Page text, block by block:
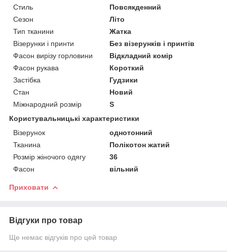
Стиль
Повсякденний
Сезон
Літо
Тип тканини
Жатка
Візерунки і принти
Без візерунків і принтів
Фасон вирізу горловини
Відкладний комір
Фасон рукава
Короткий
Застібка
Гудзики
Стан
Новий
Міжнародний розмір
S
Користувальницькі характеристики
Візерунок
однотонний
Тканина
Полікотон жатий
Розмір жіночого одягу
36
Фасон
вільний
Приховати
Відгуки про товар
Ще немає відгуків про цей товар